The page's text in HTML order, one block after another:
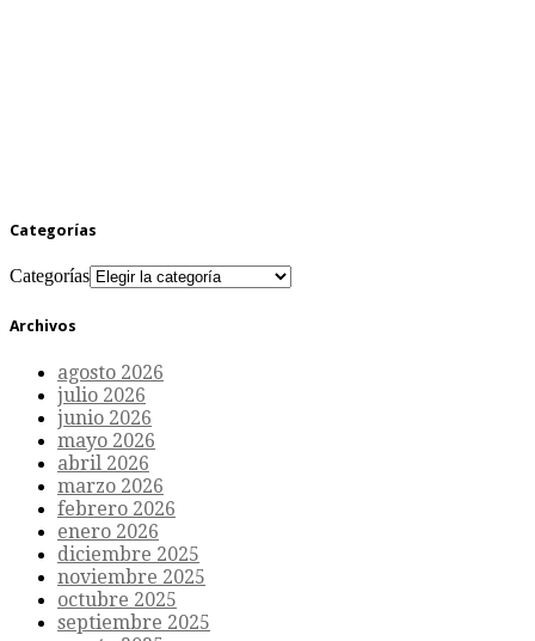
Categorías
Categorías
Archivos
agosto 2026
julio 2026
junio 2026
mayo 2026
abril 2026
marzo 2026
febrero 2026
enero 2026
diciembre 2025
noviembre 2025
octubre 2025
septiembre 2025